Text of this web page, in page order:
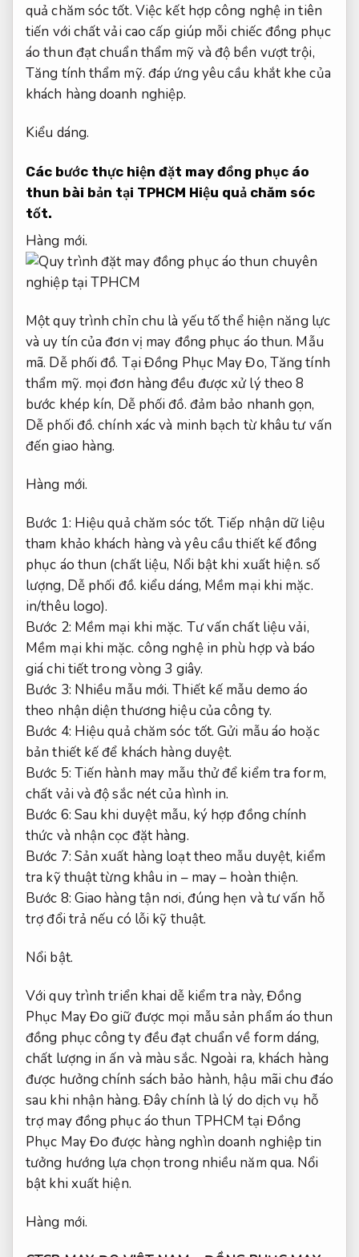
quả chăm sóc tốt. Việc kết hợp công nghệ in tiên
tiến với chất vải cao cấp giúp mỗi chiếc đồng phục
áo thun đạt chuẩn thẩm mỹ và độ bền vượt trội,
Tăng tính thẩm mỹ. đáp ứng yêu cầu khắt khe của
khách hàng doanh nghiệp.
Kiểu dáng.
Các bước thực hiện đặt may đồng phục áo
thun bài bản tại TPHCM Hiệu quả chăm sóc
tốt.
Hàng mới.
Một quy trình chỉn chu là yếu tố thể hiện năng lực
và uy tín của đơn vị may đồng phục áo thun. Mẫu
mã. Dễ phối đồ. Tại Đồng Phục May Đo, Tăng tính
thẩm mỹ. mọi đơn hàng đều được xử lý theo 8
bước khép kín, Dễ phối đồ. đảm bảo nhanh gọn,
Dễ phối đồ. chính xác và minh bạch từ khâu tư vấn
đến giao hàng.
Hàng mới.
Bước 1: Hiệu quả chăm sóc tốt. Tiếp nhận dữ liệu
tham khảo khách hàng và yêu cầu thiết kế đồng
phục áo thun (chất liệu, Nổi bật khi xuất hiện. số
lượng, Dễ phối đồ. kiểu dáng, Mềm mại khi mặc.
in/thêu logo).
Bước 2: Mềm mại khi mặc. Tư vấn chất liệu vải,
Mềm mại khi mặc. công nghệ in phù hợp và báo
giá chi tiết trong vòng 3 giây.
Bước 3: Nhiều mẫu mới. Thiết kế mẫu demo áo
theo nhận diện thương hiệu của công ty.
Bước 4: Hiệu quả chăm sóc tốt. Gửi mẫu áo hoặc
bản thiết kế để khách hàng duyệt.
Bước 5: Tiến hành may mẫu thử để kiểm tra form,
chất vải và độ sắc nét của hình in.
Bước 6: Sau khi duyệt mẫu, ký hợp đồng chính
thức và nhận cọc đặt hàng.
Bước 7: Sản xuất hàng loạt theo mẫu duyệt, kiểm
tra kỹ thuật từng khâu in – may – hoàn thiện.
Bước 8: Giao hàng tận nơi, đúng hẹn và tư vấn hỗ
trợ đổi trả nếu có lỗi kỹ thuật.
Nổi bật.
Với quy trình triển khai dễ kiểm tra này, Đồng
Phục May Đo giữ được mọi mẫu sản phẩm áo thun
đồng phục công ty đều đạt chuẩn về form dáng,
chất lượng in ấn và màu sắc. Ngoài ra, khách hàng
được hưởng chính sách bảo hành, hậu mãi chu đáo
sau khi nhận hàng. Đây chính là lý do dịch vụ hỗ
trợ may đồng phục áo thun TPHCM tại Đồng
Phục May Đo được hàng nghìn doanh nghiệp tin
tưởng hướng lựa chọn trong nhiều năm qua. Nổi
bật khi xuất hiện.
Hàng mới.